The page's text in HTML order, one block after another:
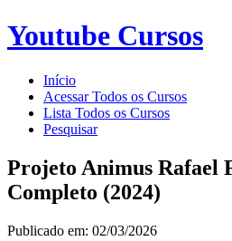
Youtube Cursos
Início
Acessar Todos os Cursos
Lista Todos os Cursos
Pesquisar
Projeto Animus Rafael
Completo (2024)
Publicado em: 02/03/2026